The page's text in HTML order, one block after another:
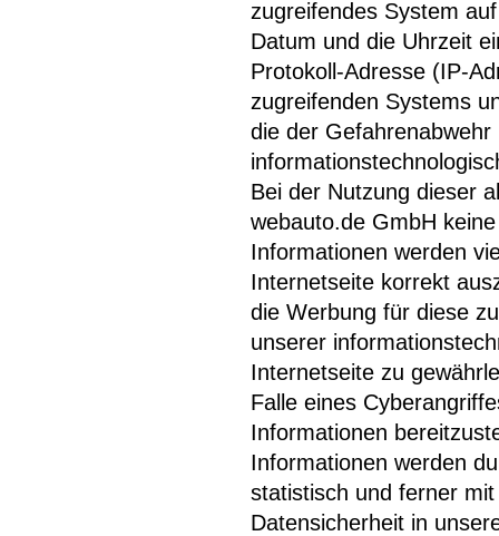
zugreifendes System
Datum und die Uhrzeit
Protokoll-Adresse (IP-
zugreifenden Systems
die der
Bei der Nutzung dieser
webauto.de GmbH
Informationen werden
Internetseite korrekt
die Werbung für diese
unserer
Internetseite zu
Falle eines
Informationen
Informationen werden
statistisch und ferner
Datensicherheit in